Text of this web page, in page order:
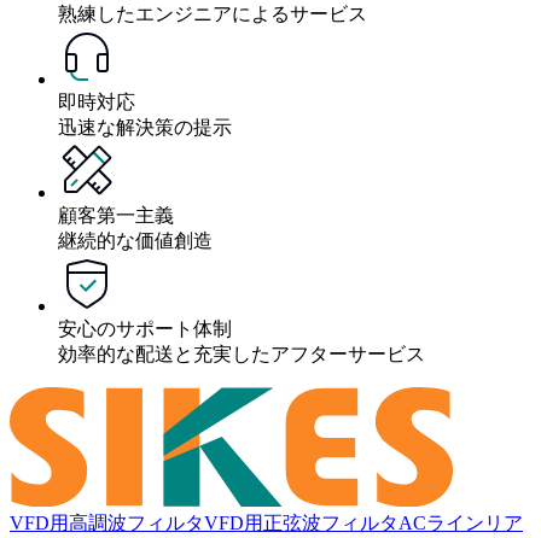
熟練したエンジニアによるサービス
即時対応
迅速な解決策の提示
顧客第一主義
継続的な価値創造
安心のサポート体制
効率的な配送と充実したアフターサービス
VFD用高調波フィルタVFD用正弦波フィルタACラインリア